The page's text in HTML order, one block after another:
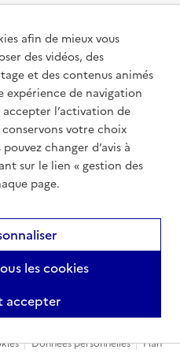
sport et de la recherche (IGÉSR)
Données personnelles Plan
afin de mieux vous
des vidéos, des
et des contenus animés
expérience de navigation
l’activation de
votre choix
changer d’avis à
sur le lien « gestion des
page.
accepter
les cookies